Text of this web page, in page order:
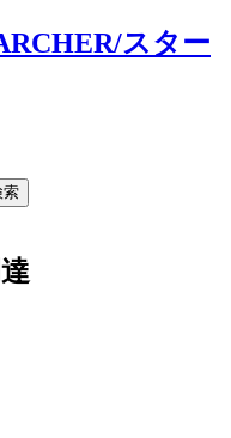
スター